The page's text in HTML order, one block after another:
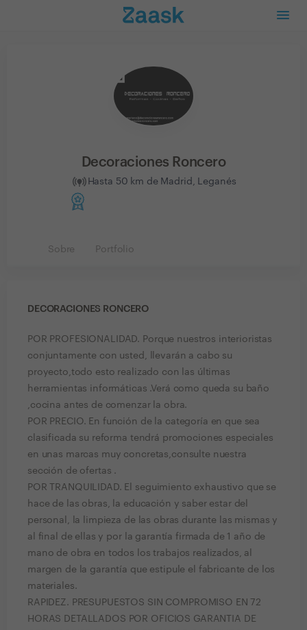
Decoraciones Roncero
Hasta 50 km de Madrid, Leganés
Sobre Portfolio
DECORACIONES RONCERO
POR PROFESIONALIDAD. Porque nuestros interioristas
conjuntamente con usted, llevarán a cabo su
proyecto,todo esto realizado con las últimas
herramientas informáticas .Verá como queda su baño
,cocina antes de comenzar la obra.
POR PRECIO. En función de la categoría en que sea
clasificada su reforma tendrá promociones especiales
en unas marcas muy concretas,consulte nuestra
sección de ofertas .
POR TRANQUILIDAD. El seguimiento exhaustivo que se
hace de las obras, la educación y saber estar del
personal, la limpieza de las obras durante las mismas y
al final de ellas y por la garantía firmada de 1 año de
mano de obra en todos los trabajos realizados, al
margen de la garantía que estipule el fabricante de los
materiales.
RAPIDEZ. PRESUPUESTOS SIN COMPROMISO EN 72
HORAS DETALLADOS POR OFICIOS GARANTIA DE